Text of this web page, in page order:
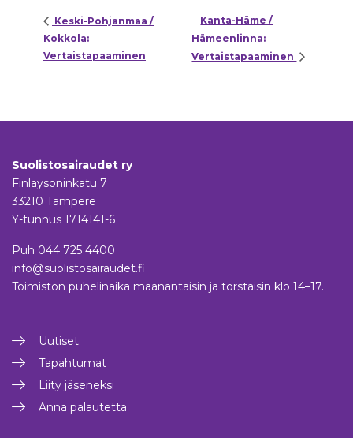
Keski-Pohjanmaa /
Kokkola:
Vertaistapaaminen
Kanta-Häme /
Hämeenlinna:
Vertaistapaaminen
Suolistosairaudet ry
Finlaysoninkatu 7
33210 Tampere
Y-tunnus 1714141-6
Puh 044 725 4400
info@suolistosairaudet.fi
Toimiston puhelinaika maanantaisin ja torstaisin klo 14–17.
Uutiset
Tapahtumat
Liity jäseneksi
Anna palautetta